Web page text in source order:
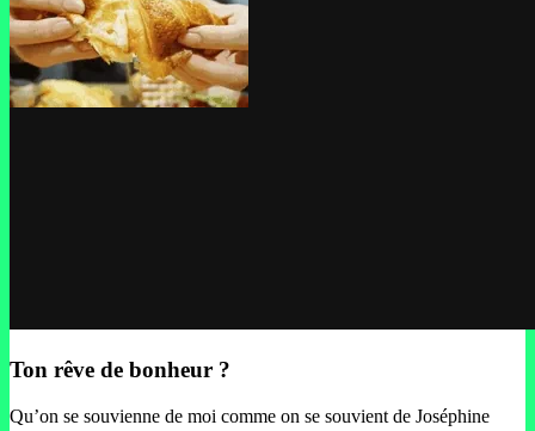
Ton rêve de bonheur ?
Qu’on se souvienne de moi comme on se souvient de Joséphine